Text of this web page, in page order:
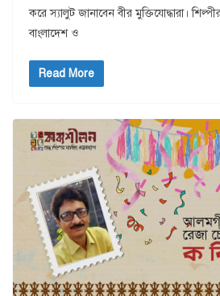
করে স্যালুট জানাবেন বীর মুক্তিযোদ্ধারা।
বাংলাদেশ ও
Read More